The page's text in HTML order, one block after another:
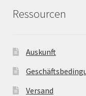
Ressourcen
Auskunft
Versand